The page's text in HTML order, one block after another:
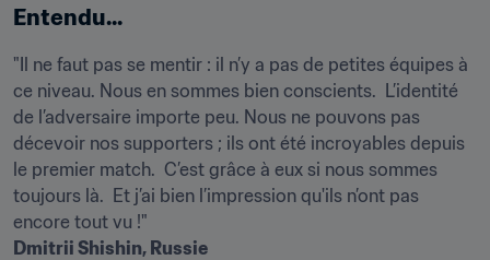
Entendu...
"Il ne faut pas se mentir : il n’y a pas de petites équipes à
ce niveau. Nous en sommes bien conscients.  L’identité
de l’adversaire importe peu. Nous ne pouvons pas
décevoir nos supporters ; ils ont été incroyables depuis
le premier match.  C’est grâce à eux si nous sommes
toujours là.  Et j’ai bien l’impression qu'ils n’ont pas
Dmitrii Shishin, Russie